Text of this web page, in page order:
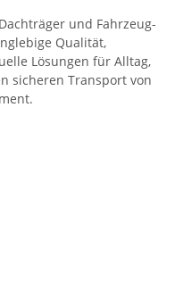
und Fahrzeug-
Qualität,
Lösungen für Alltag,
sicheren Transport von